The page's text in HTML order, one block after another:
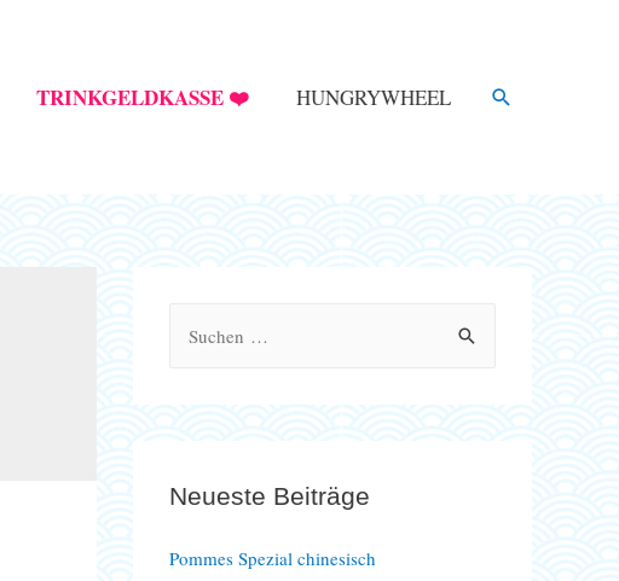
TRINKGELDKASSE ❤️ HUNGRYWHEEL SUCHE
n
Neueste Beiträge
Pommes Spezial chinesisch